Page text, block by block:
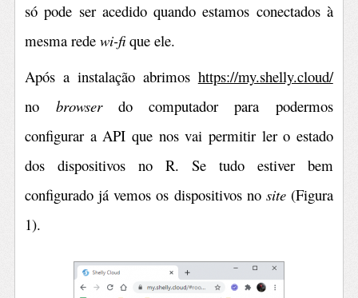
só pode ser acedido quando estamos conectados à
mesma redewi-fi que ele.
Após a instalação abrimos https://my.shelly.cloud/
no browserdo computador para podermos
configurar a API que nos vai permitir ler o estado
dos dispositivos no R. Se tudo estiver bem
configurado já vemos os dispositivos no site(Figura
1).